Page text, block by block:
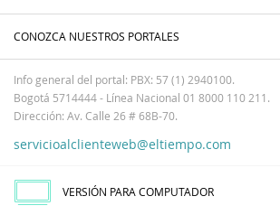
CONOZCA NUESTROS PORTALES
Info general del portal: PBX: 57 (1) 2940100.
Bogotá 5714444 - Línea Nacional 01 8000 110 211.
Dirección: Av. Calle 26 # 68B-70.
servicioalclienteweb@eltiempo.com
VERSIÓN PARA COMPUTADOR